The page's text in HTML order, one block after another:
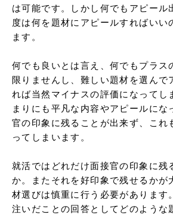
は可能です。しかし何でもアピール
度は何を題材にアピールすればいい
ます。
何でも良いとは言え、何でもプラス
限りませんし、難しい題材を選んで
れば当然マイナスの評価になってし
まりにも平凡な内容やアピールにな
官の印象に残ることが出来ず、これ
ってしまいます。
就活ではどれだけ面接官の印象に残
か。またそれを好印象で残せるかが
材選びは慎重に行う必要があります
注いだことの回答としてどのような